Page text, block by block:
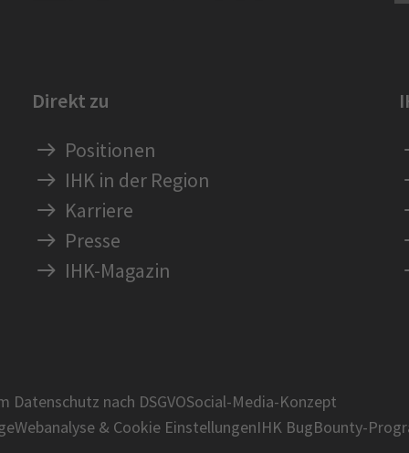
Direkt zu
Positionen
IHK in der Region
Karriere
Presse
IHK-Magazin
nach DSGVOSocial-Media-Konzept
Webanalyse & Cookie EinstellungenIHK BugBounty-